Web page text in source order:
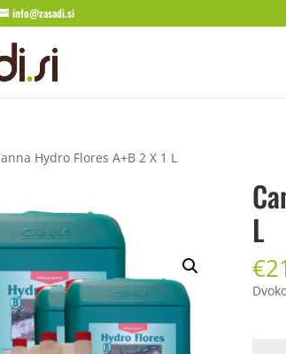
info@zasadi.si
Hydro Flores A+B 2 X 1 L
L
€